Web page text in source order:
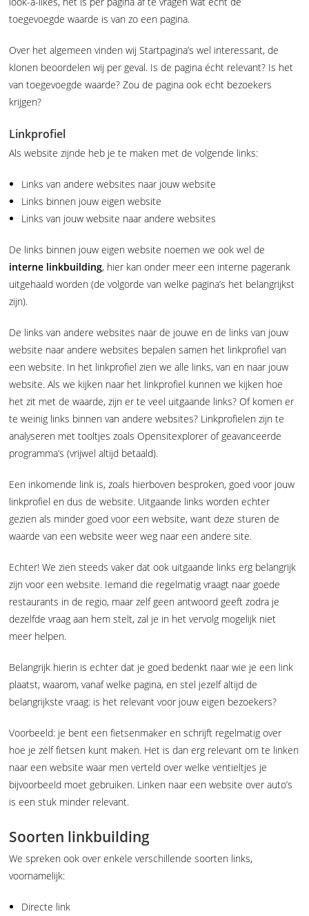
toegevoegde waarde is van zo een pagina.
Over het algemeen vinden wij Startpagina’s wel interessant, de
klonen beoordelen wij per geval. Is de pagina écht relevant? Is het
van toegevoegde waarde? Zou de pagina ook echt bezoekers
krijgen?
Linkprofiel
Als website zijnde heb je te maken met de volgende links:
Links van andere websites naar jouw website
Links binnen jouw eigen website
Links van jouw website naar andere websites
De links binnen jouw eigen website noemen we ook wel de
interne linkbuilding, hier kan onder meer een interne pagerank
uitgehaald worden (de volgorde van welke pagina’s het belangrijkst
zijn).
De links van andere websites naar de jouwe en de links van jouw
website naar andere websites bepalen samen het linkprofiel van
een website. In het linkprofiel zien we alle links, van en naar jouw
website. Als we kijken naar het linkprofiel kunnen we kijken hoe
het zit met de waarde, zijn er te veel uitgaande links? Of komen er
te weinig links binnen van andere websites? Linkprofielen zijn te
analyseren met tooltjes zoals Opensitexplorer of geavanceerde
programma’s (vrijwel altijd betaald).
Een inkomende link is, zoals hierboven besproken, goed voor jouw
linkprofiel en dus de website. Uitgaande links worden echter
gezien als minder goed voor een website, want deze sturen de
waarde van een website weer weg naar een andere site.
Echter! We zien steeds vaker dat ook uitgaande links erg belangrijk
zijn voor een website. Iemand die regelmatig vraagt naar goede
restaurants in de regio, maar zelf geen antwoord geeft zodra je
dezelfde vraag aan hem stelt, zal je in het vervolg mogelijk niet
meer helpen.
Belangrijk hierin is echter dat je goed bedenkt naar wie je een link
plaatst, waarom, vanaf welke pagina, en stel jezelf altijd de
belangrijkste vraag: is het relevant voor jouw eigen bezoekers?
Voorbeeld: je bent een fietsenmaker en schrijft regelmatig over
hoe je zelf fietsen kunt maken. Het is dan erg relevant om te linken
naar een website waar men verteld over welke ventieltjes je
bijvoorbeeld moet gebruiken. Linken naar een website over auto’s
is een stuk minder relevant.
Soorten linkbuilding
We spreken ook over enkele verschillende soorten links,
voornamelijk:
Directe link